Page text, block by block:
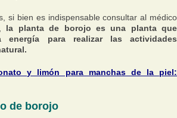
si bien es indispensable consultar al médico
la planta de borojo es una planta que
energía para realizar las actividades
y limón para manchas de la piel:
de borojo